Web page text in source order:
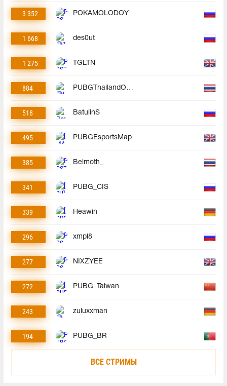
3 352 POKAMOLODOY
1 668 des0ut
1 275 TGLTN
884 PUBGThailandOfficial
518 BatulinS
495 PUBGEsportsMap
385 Belmoth_
341 PUBG_CIS
339 Heawin
296 xmpl8
277 NIXZYEE
272 PUBG_Taiwan
243 zuluxxman
194 PUBG_BR
ВСЕ СТРИМЫ